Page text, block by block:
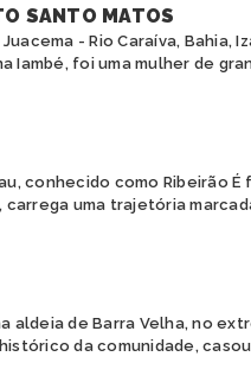
SANTO MATOS
- Rio Caraíva, Bahia,
Iambé, foi uma mulher de
conhecido como Ribeirão
carrega uma trajetória
aldeia de Barra Velha, no
da comunidade,